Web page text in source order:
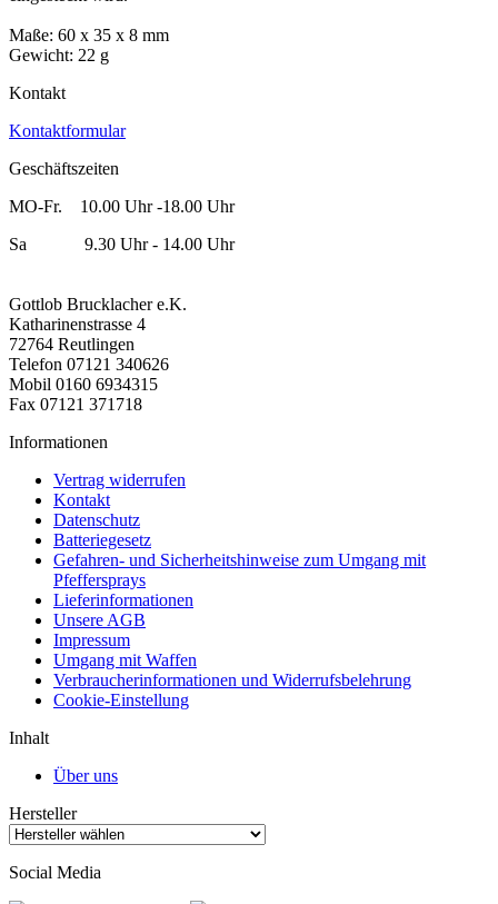
Maße: 60 x 35 x 8 mm
Gewicht: 22 g
Kontakt
Kontaktformular
Geschäftszeiten
MO-Fr. 10.00 Uhr -18.00 Uhr
Sa 9.30 Uhr - 14.00 Uhr
Gottlob Brucklacher e.K.
Katharinenstrasse 4
72764 Reutlingen
Telefon 07121 340626
Mobil 0160 6934315
Fax 07121 371718
Informationen
Vertrag widerrufen
Kontakt
Datenschutz
Batteriegesetz
Gefahren- und Sicherheitshinweise zum Umgang mit
Pfeffersprays
Lieferinformationen
Unsere AGB
Impressum
Umgang mit Waffen
Verbraucherinformationen und Widerrufsbelehrung
Cookie-Einstellung
Inhalt
Über uns
Hersteller
Social Media